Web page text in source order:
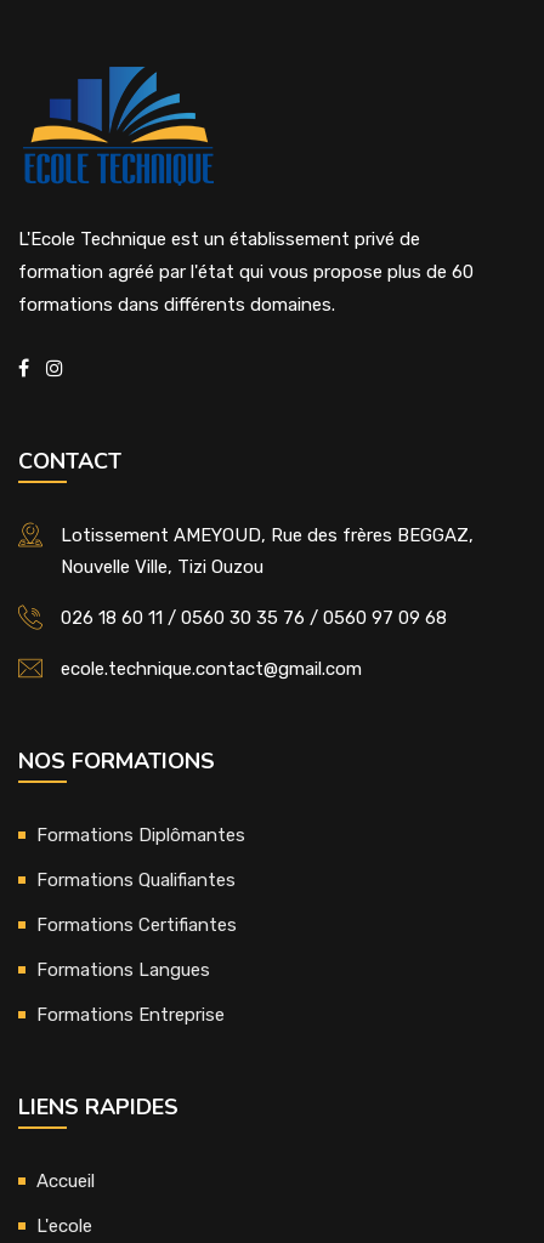
L'Ecole Technique est un établissement privé de
formation agréé par l'état qui vous propose plus de 60
formations dans différents domaines.
CONTACT
Lotissement AMEYOUD, Rue des frères BEGGAZ,
Nouvelle Ville, Tizi Ouzou
026 18 60 11 / 0560 30 35 76 / 0560 97 09 68
ecole.technique.contact@gmail.com
NOS FORMATIONS
Formations Diplômantes
Formations Qualifiantes
Formations Certifiantes
Formations Langues
Formations Entreprise
LIENS RAPIDES
Accueil
L'ecole